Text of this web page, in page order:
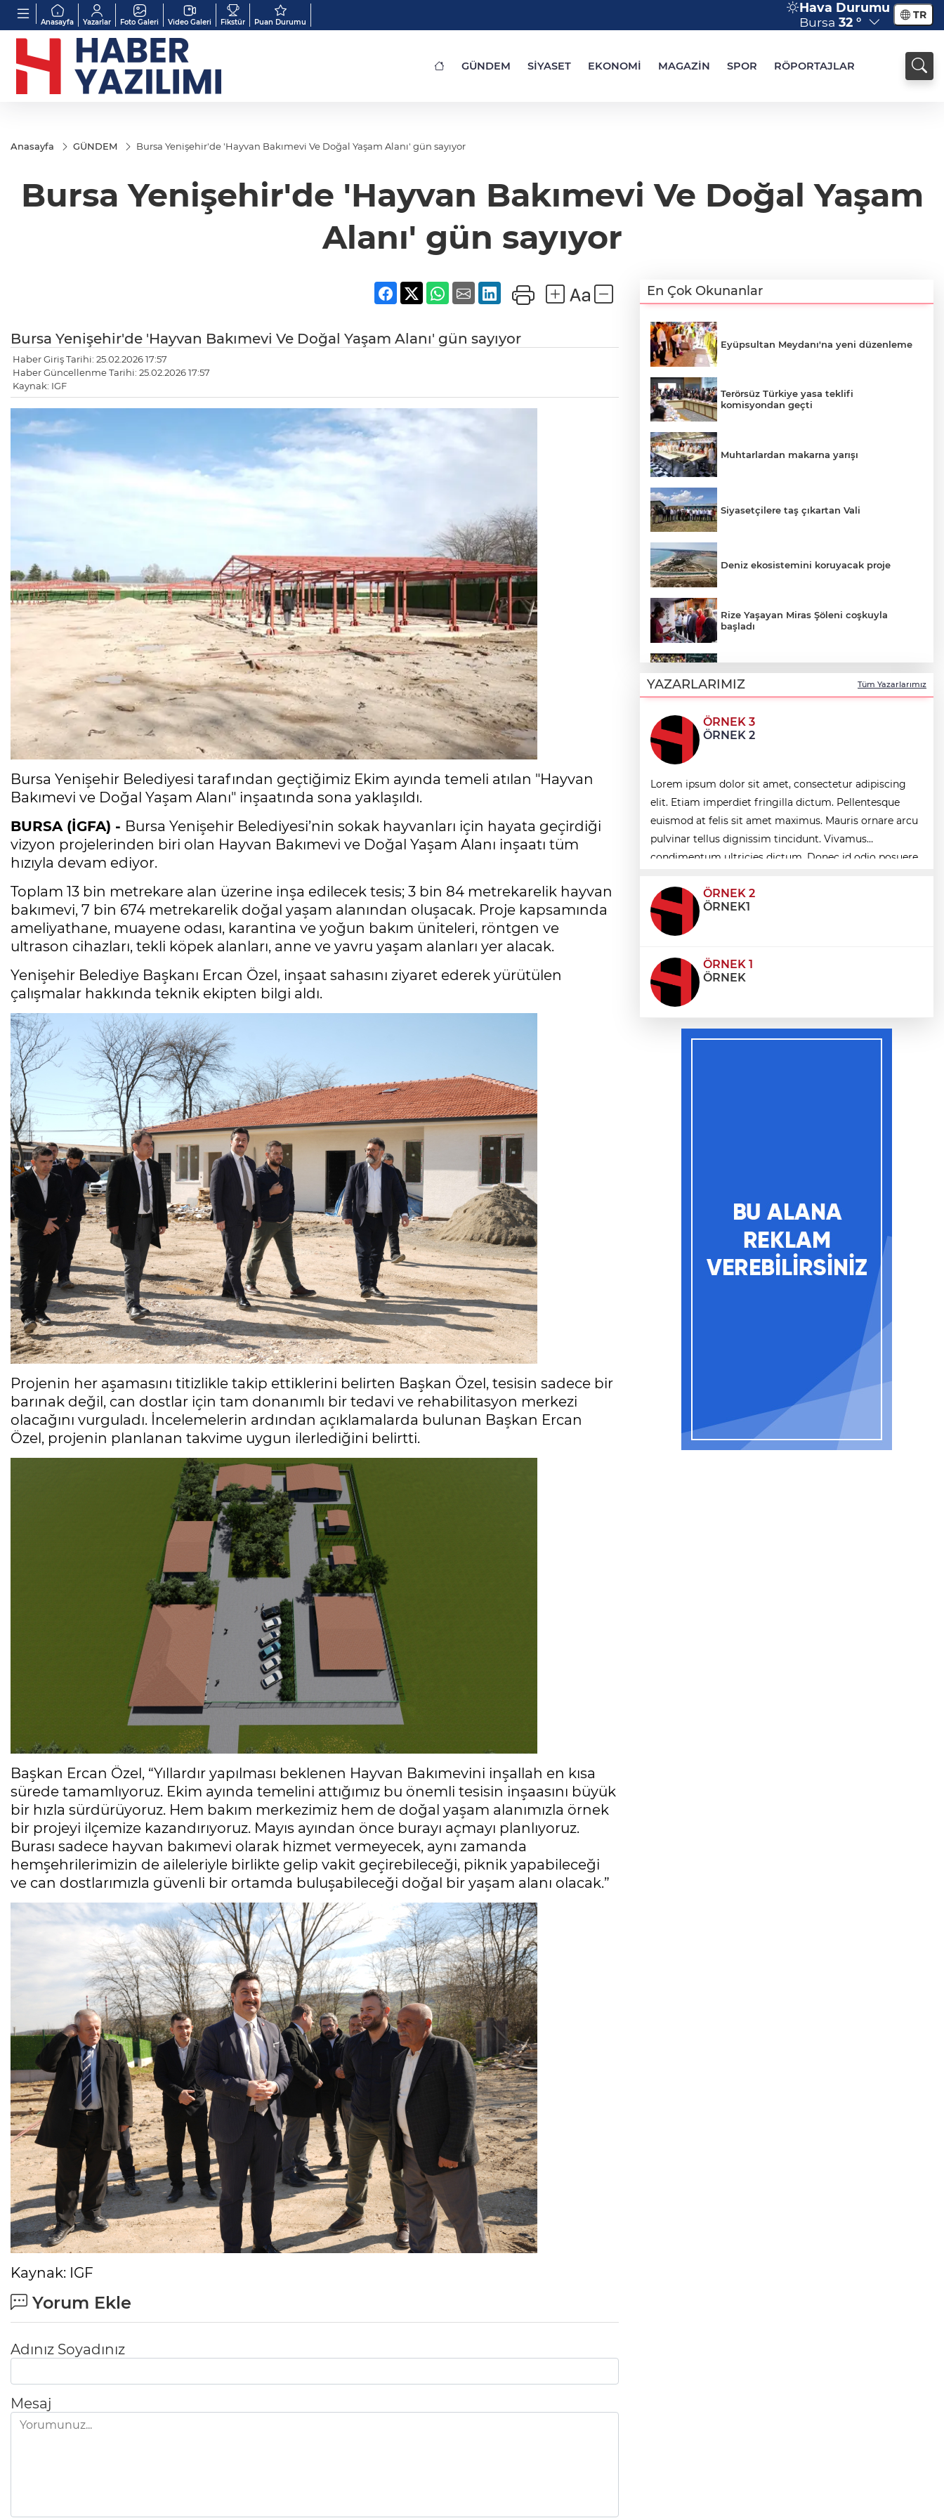
Anasayfa Yazarlar Foto Galeri Video Galeri Fikstür Puan Durumu
Hava Durumu
Bursa 32 ° TR
GÜNDEM SİYASET EKONOMİ MAGAZİN SPOR RÖPORTAJLAR
Anasayfa GÜNDEM Bursa Yenişehir'de 'Hayvan Bakımevi Ve Doğal Yaşam Alanı' gün sayıyor
Bursa Yenişehir'de 'Hayvan Bakımevi Ve Doğal Yaşam
Alanı' gün sayıyor
Bursa Yenişehir'de 'Hayvan Bakımevi Ve Doğal Yaşam Alanı' gün sayıyor
Haber Giriş Tarihi: 25.02.2026 17:57
Haber Güncellenme Tarihi: 25.02.2026 17:57
Kaynak: IGF
Bursa Yenişehir Belediyesi tarafından geçtiğimiz Ekim ayında temeli atılan "Hayvan
Bakımevi ve Doğal Yaşam Alanı" inşaatında sona yaklaşıldı.
BURSA (İGFA) - Bursa Yenişehir Belediyesi’nin sokak hayvanları için hayata geçirdiği
vizyon projelerinden biri olan Hayvan Bakımevi ve Doğal Yaşam Alanı inşaatı tüm
hızıyla devam ediyor.
Toplam 13 bin metrekare alan üzerine inşa edilecek tesis; 3 bin 84 metrekarelik hayvan
bakımevi, 7 bin 674 metrekarelik doğal yaşam alanından oluşacak. Proje kapsamında
ameliyathane, muayene odası, karantina ve yoğun bakım üniteleri, röntgen ve
ultrason cihazları, tekli köpek alanları, anne ve yavru yaşam alanları yer alacak.
Yenişehir Belediye Başkanı Ercan Özel, inşaat sahasını ziyaret ederek yürütülen
çalışmalar hakkında teknik ekipten bilgi aldı.
Projenin her aşamasını titizlikle takip ettiklerini belirten Başkan Özel, tesisin sadece bir
barınak değil, can dostlar için tam donanımlı bir tedavi ve rehabilitasyon merkezi
olacağını vurguladı. İncelemelerin ardından açıklamalarda bulunan Başkan Ercan
Özel, projenin planlanan takvime uygun ilerlediğini belirtti.
Başkan Ercan Özel, “Yıllardır yapılması beklenen Hayvan Bakımevini inşallah en kısa
sürede tamamlıyoruz. Ekim ayında temelini attığımız bu önemli tesisin inşaasını büyük
bir hızla sürdürüyoruz. Hem bakım merkezimiz hem de doğal yaşam alanımızla örnek
bir projeyi ilçemize kazandırıyoruz. Mayıs ayından önce burayı açmayı planlıyoruz.
Burası sadece hayvan bakımevi olarak hizmet vermeyecek, aynı zamanda
hemşehrilerimizin de aileleriyle birlikte gelip vakit geçirebileceği, piknik yapabileceği
ve can dostlarımızla güvenli bir ortamda buluşabileceği doğal bir yaşam alanı olacak.”
Kaynak: IGF
Yorum Ekle
Adınız Soyadınız
Mesaj
En Çok Okunanlar
Eyüpsultan Meydanı'na yeni düzenleme
Terörsüz Türkiye yasa teklifi
komisyondan geçti
Muhtarlardan makarna yarışı
Siyasetçilere taş çıkartan Vali
Deniz ekosistemini koruyacak proje
Rize Yaşayan Miras Şöleni coşkuyla
başladı
Lukaku Fener’e mi, Beşiktaş’a mı geliyor?
Kayseri Talas İnovasyon Merkezi finale
kaldı
Zabıtadan gurbetçi yaşlı çifte yardım eli
Akın Gürlek: Örgüt silahları bırakacak,
mağaraları boşaltacak
YAZARLARIMIZ Tüm Yazarlarımız
ÖRNEK 3
ÖRNEK 2
Lorem ipsum dolor sit amet, consectetur adipiscing
elit. Etiam imperdiet fringilla dictum. Pellentesque
euismod at felis sit amet maximus. Mauris ornare arcu
pulvinar tellus dignissim tincidunt. Vivamus
condimentum ultricies dictum. Donec id odio posuere,
ÖRNEK 2
ÖRNEK1
ÖRNEK 1
ÖRNEK